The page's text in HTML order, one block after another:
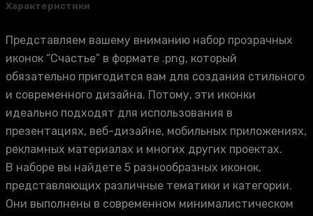
Характеристики
Представляем вашему вниманию набор прозрачных
иконок “Счастье” в формате .png, который
обязательно пригодится вам для создания стильного
и современного дизайна. Потому, эти иконки
идеально подходят для использования в
презентациях, веб-дизайне, мобильных приложениях,
рекламных материалах и многих других проектах.
В наборе вы найдете 5 разнообразных иконок,
представляющих различные тематики и категории.
Они выполнены в современном минималистическом